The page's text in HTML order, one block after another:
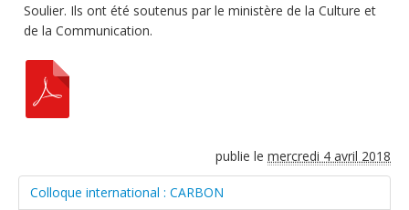
Soulier. Ils ont été soutenus par le ministère de la Culture et
de la Communication.
publie le mercredi 4 avril 2018
Colloque international : CARBON